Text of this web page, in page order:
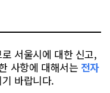
서울시에 대한 신고,
사항에 대해서는 전자
바랍니다.